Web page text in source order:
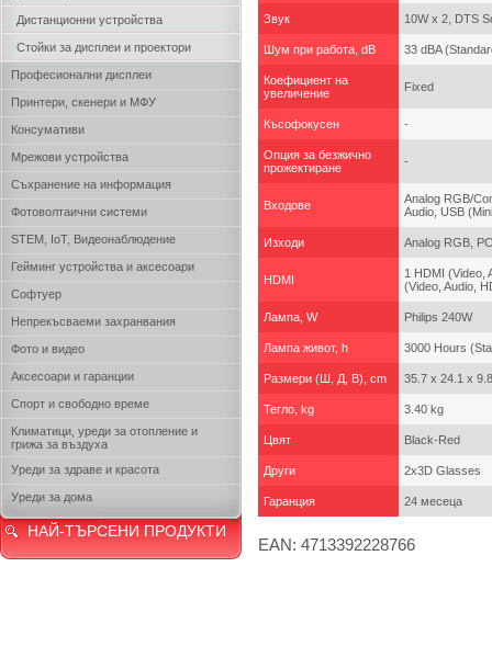
Дистанционни устройства
Стойки за дисплеи и проектори
Професионални дисплеи
Принтери, скенери и МФУ
Консумативи
Мрежови устройства
Съхранение на информация
Фотоволтаични системи
STEM, IoT, Видеонаблюдение
Гейминг устройства и аксесоари
Софтуер
Непрекъсваеми захранвания
Фото и видео
Аксесоари и гаранции
Спорт и свободно време
Климатици, уреди за отопление и
грижа за въздуха
Уреди за здраве и красота
Уреди за дома
НАЙ-ТЪРСЕНИ ПРОДУКТИ
Звук 10W x 2, DTS
Шум при работа, dB 33 dBA
Коефициент на
увеличение
Fixed
Късофокусен -
Опция за безжично
прожектиране
-
Входове
Analog RGB/
Audio, USB
Изходи Analog RGB,
HDMI
1 HDMI (Video,
(Video, Audio,
Лампа, W Philips 240W
Лампа живот, h 3000 Hours
Размери (Ш, Д, В), cm 35.7 x 24.1 x 9.8
Тегло, kg 3.40 kg
Цвят Black-Red
Други 2x3D Glasses
Гаранция 24 месеца
EAN: 4713392228766